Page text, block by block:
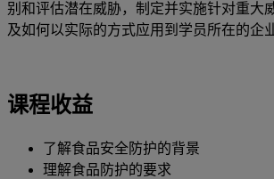
别和评估潜在威胁，制定并实施针对重大
及如何以实际的方式应用到学员所在的企业
课程收益
了解食品安全防护的背景
理解食品防护的要求